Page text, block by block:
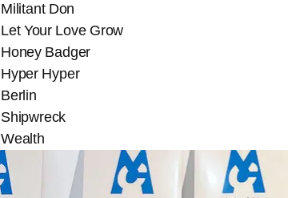
Militant Don
Let Your Love Grow
Honey Badger
Hyper Hyper
Berlin
Shipwreck
Wealth